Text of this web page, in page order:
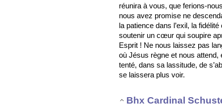
réunira à vous, que ferions-
nous avez promise ne
la patience dans l’exil, la
soutenir un cœur qui soupire
Esprit ! Ne nous laissez pas
où Jésus règne et nous
tenté, dans sa lassitude, de
se laissera plus voir.
Bhx Cardinal